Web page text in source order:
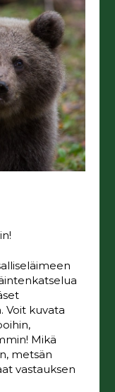
Voit kuvata
Mikä
metsän
vastauksen